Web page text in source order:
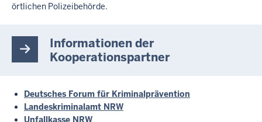
örtlichen Polizeibehörde.
Informationen der
Kooperationspartner
Deutsches Forum für Kriminalprävention
Landeskriminalamt NRW
Unfallkasse NRW